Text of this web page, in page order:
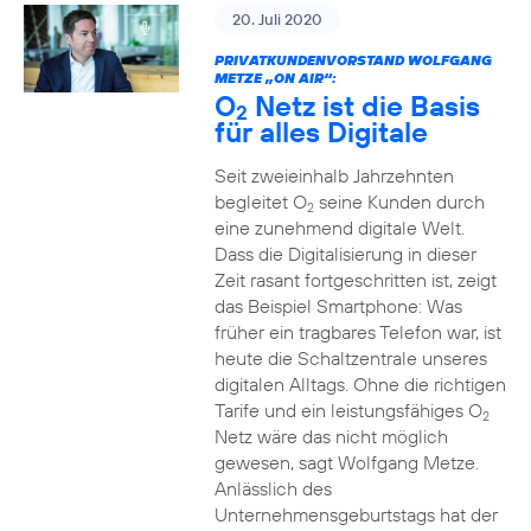
20. Juli 2020
PRIVATKUNDENVORSTAND WOLFGANG
METZE „ON AIR“:
O2 Netz ist die Basis
für alles Digitale
Seit zweieinhalb Jahrzehnten
begleitet O2seine Kunden durch
eine zunehmend digitale Welt.
Dass die Digitalisierung in dieser
Zeit rasant fortgeschritten ist, zeigt
das Beispiel Smartphone: Was
früher ein tragbares Telefon war, ist
heute die Schaltzentrale unseres
digitalen Alltags. Ohne die richtigen
Tarife und ein leistungsfähiges O2
Netz wäre das nicht möglich
gewesen, sagt Wolfgang Metze.
Anlässlich des
Unternehmensgeburtstags hat der